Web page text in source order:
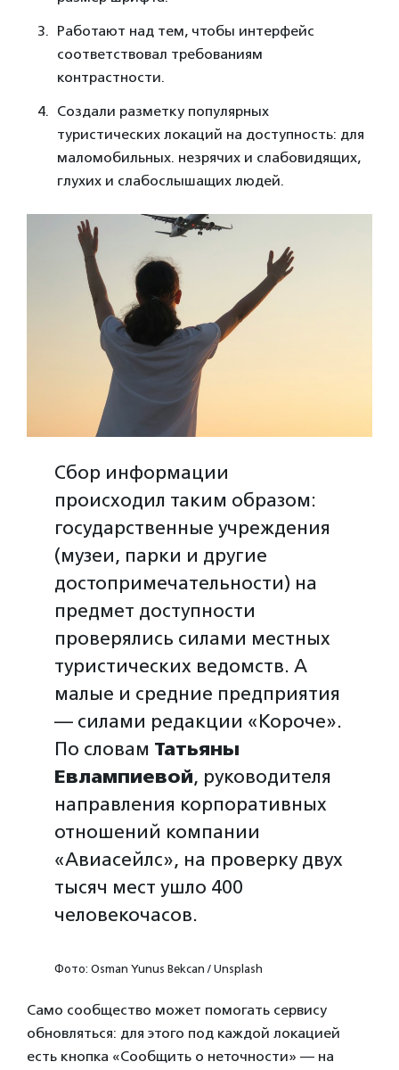
Работают над тем, чтобы интерфейс
соответствовал требованиям
контрастности.
Создали разметку популярных
туристических локаций на доступность: для
маломобильных. незрячих и слабовидящих,
глухих и слабослышащих людей.
Сбор информации
происходил таким образом:
государственные учреждения
(музеи, парки и другие
достопримечательности) на
предмет доступности
проверялись силами местных
туристических ведомств. А
малые и средние предприятия
— силами редакции «Короче».
По словам Татьяны
Евлампиевой, руководителя
направления корпоративных
отношений компании
«Авиасейлс», на проверку двух
тысяч мест ушло 400
человекочасов.
Фото: Osman Yunus Bekcan / Unsplash
Само сообщество может помогать сервису
обновляться: для этого под каждой локацией
есть кнопка «Сообщить о неточности» — на